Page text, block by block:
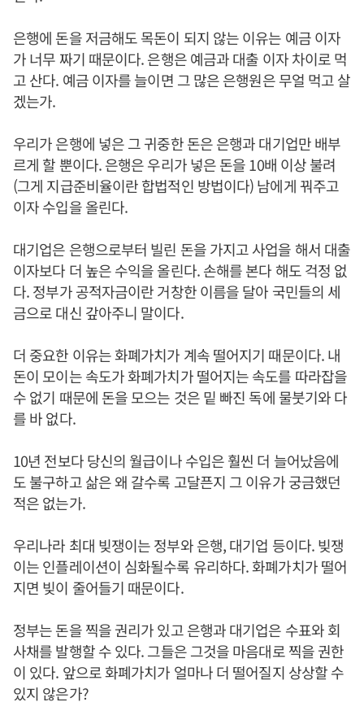
은행에 돈을 저금해도 목돈이 되지 않는 이유는 예금 이자
가 너무 짜기 때문이다. 은행은 예금과 대출 이자 차이로 먹
고 산다. 예금 이자를 늘이면 그 많은 은행원은 무얼 먹고 살
겠는가.
우리가 은행에 넣은 그 귀중한 돈은 은행과 대기업만 배부
르게 할 뿐이다. 은행은 우리가 넣은 돈을 10배 이상 불려
(그게 지급준비율이란 합법적인 방법이다) 남에게 꿔주고
이자 수입을 올린다.
대기업은 은행으로부터 빌린 돈을 가지고 사업을 해서 대출
이자보다 더 높은 수익을 올린다. 손해를 본다 해도 걱정 없
다. 정부가 공적자금이란 거창한 이름을 달아 국민들의 세
금으로 대신 갚아주니 말이다.
더 중요한 이유는 화폐가치가 계속 떨어지기 때문이다. 내
돈이 모이는 속도가 화폐가치가 떨어지는 속도를 따라잡을
수 없기 때문에 돈을 모으는 것은 밑 빠진 독에 물붓기와 다
를 바 없다.
10년 전보다 당신의 월급이나 수입은 훨씬 더 늘어났음에
도 불구하고 삶은 왜 갈수록 고달픈지 그 이유가 궁금했던
적은 없는가.
우리나라 최대 빚쟁이는 정부와 은행, 대기업 등이다. 빚쟁
이는 인플레이션이 심화될수록 유리하다. 화폐가치가 떨어
지면 빚이 줄어들기 때문이다.
정부는 돈을 찍을 권리가 있고 은행과 대기업은 수표와 회
사채를 발행할 수 있다. 그들은 그것을 마음대로 찍을 권한
이 있다. 앞으로 화폐가치가 얼마나 더 떨어질지 상상할 수
있지 않은가?